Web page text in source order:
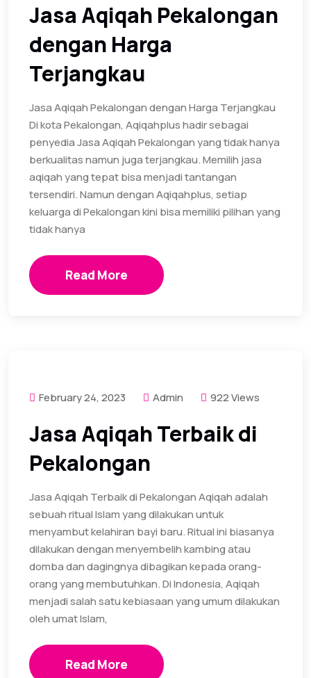
Jasa Aqiqah Pekalongan
dengan Harga
Terjangkau
Jasa Aqiqah Pekalongan dengan Harga Terjangkau
Di kota Pekalongan, Aqiqahplus hadir sebagai
penyedia Jasa Aqiqah Pekalongan yang tidak hanya
berkualitas namun juga terjangkau. Memilih jasa
aqiqah yang tepat bisa menjadi tantangan
tersendiri. Namun dengan Aqiqahplus, setiap
keluarga di Pekalongan kini bisa memiliki pilihan yang
tidak hanya
Read More
February 24, 2023 Admin 922 Views
Jasa Aqiqah Terbaik di
Pekalongan
Jasa Aqiqah Terbaik di Pekalongan Aqiqah adalah
sebuah ritual Islam yang dilakukan untuk
menyambut kelahiran bayi baru. Ritual ini biasanya
dilakukan dengan menyembelih kambing atau
domba dan dagingnya dibagikan kepada orang-
orang yang membutuhkan. Di Indonesia, Aqiqah
menjadi salah satu kebiasaan yang umum dilakukan
oleh umat Islam,
Read More